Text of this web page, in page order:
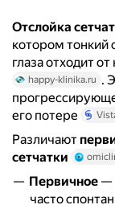
Отслойка
котором тонкий
глаза отходит
happy-klinika.ru .
его потере
Различают
сетчатки
Первичное —
часто